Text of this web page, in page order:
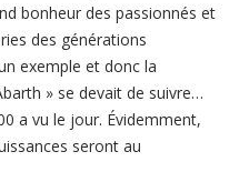
bonheur des passionnés et
des générations
exemple et donc la
» se devait de suivre…
a vu le jour. Évidemment,
seront au